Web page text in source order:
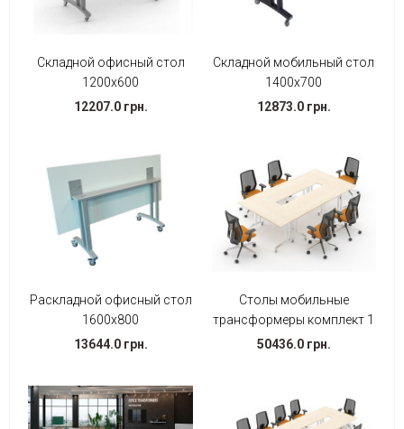
Складной офисный стол
1200х600
12207.0 грн.
Складной мобильный стол
1400х700
12873.0 грн.
Раскладной офисный стол
1600х800
13644.0 грн.
Столы мобильные
трансформеры комплект 1
50436.0 грн.